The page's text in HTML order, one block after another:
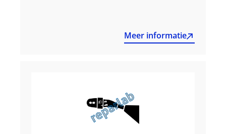
Meer informatie